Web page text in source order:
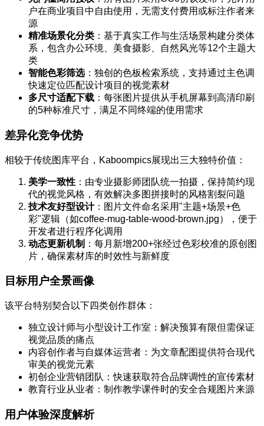
户在商业项目中自由使用，无需支付费用或标注作者来
源
精准场景化分类 ：基于真实工作与生活场景构建分类体
系，包含办公环境、美食摄影、自然风光等12个主题大
类
智能色彩筛选：独创的色板检索系统，支持通过主色调
快速定位匹配设计项目的视觉素材
多尺寸适配下载 ：每张图片提供从手机屏幕到高清印刷
的5种标准尺寸，满足不同终端的使用需求
差异化竞争优势
相较于传统图库平台，Kaboompics展现出三大独特价值：
美学一致性 ：由专业摄影师团队统一拍摄，保持简约现
代的视觉风格，有效解决多图拼接时的风格割裂问题
技术友好型设计：图片文件命名采用"主题+场景+色
彩"逻辑（如coffee-mug-table-wood-brown.jpg），便于
开发者进行程序化调用
动态更新机制 ：每月新增200+张经过色彩校准的原创图
片，确保素材库的时效性与新鲜度
目标用户全景画像
该平台特别契合以下四类创作群体：
独立设计师与小型设计工作室：解决预算有限但需保证
视觉品质的痛点
内容创作者与自媒体运营者：为文章配图提供符合现代
审美的视觉元素
初创企业营销团队：快速获取符合品牌调性的宣传素材
教育行业从业者：制作教学课件时的安全合规图片来源
用户体验深度解析